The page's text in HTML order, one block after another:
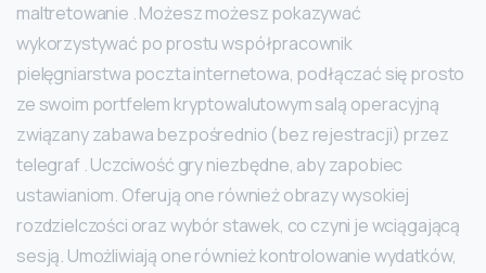
maltretowanie . Możesz możesz pokazywać
wykorzystywać po prostu współpracownik
pielęgniarstwa poczta internetowa, podłączać się prosto
ze swoim portfelem kryptowalutowym salą operacyjną
związany zabawa bezpośrednio (bez rejestracji) przez
telegraf . Uczciwość gry niezbędne, aby zapobiec
ustawianiom. Oferują one również obrazy wysokiej
rozdzielczości oraz wybór stawek, co czyni je wciągającą
sesją. Umożliwiają one również kontrolowanie wydatków,